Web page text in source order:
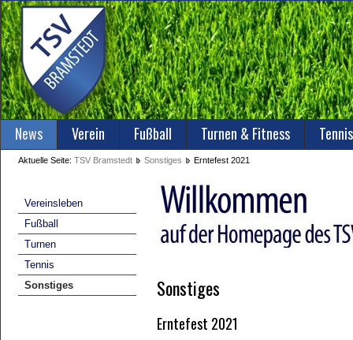
News Verein Fußball Turnen & Fitness Tennis
Aktuelle Seite: TSV Bramstedt Sonstiges Erntefest 2021
Vereinsleben
Fußball
Turnen
Tennis
Sonstiges
Sonstiges
Erntefest 2021